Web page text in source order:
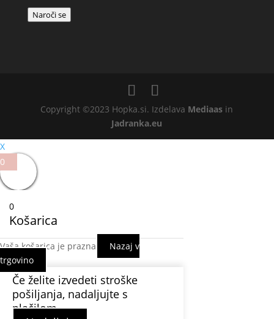
Naroči se
Copyright ©2023 Hopka.si. Izdelava Mediaas in
Jadranka.eu
X
0
0
Košarica
Vaša košarica je prazna
Nazaj v
trgovino
Če želite izvedeti stroške
pošiljanja, nadaljujte s
plačilom.